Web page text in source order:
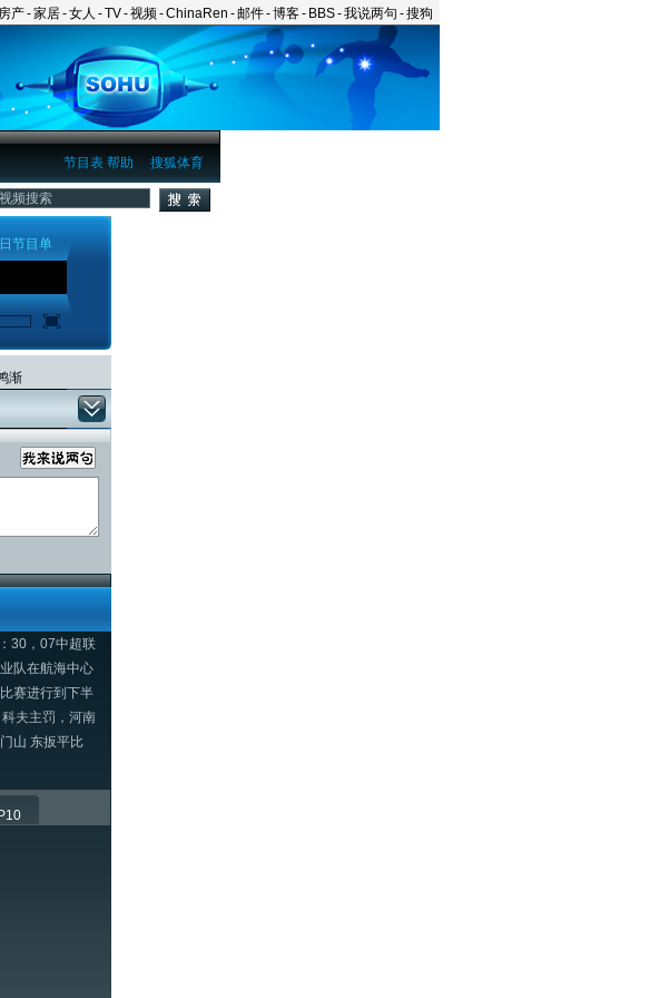
房产-家居-女人 -TV-视频-ChinaRen -邮件-博客- BBS-我说两句 -搜狗
搜狐体育
节目表 帮助
节目单
渐
30，07中超联
队在航海中心
赛进行到下半
夫主罚，河南
山 东扳平比